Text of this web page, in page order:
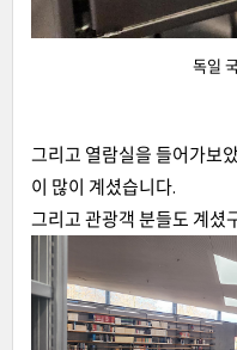
독일
그리고 열람실을 들어가보
이 많이 계셨습니다.
그리고 관광객 분들도 계셨